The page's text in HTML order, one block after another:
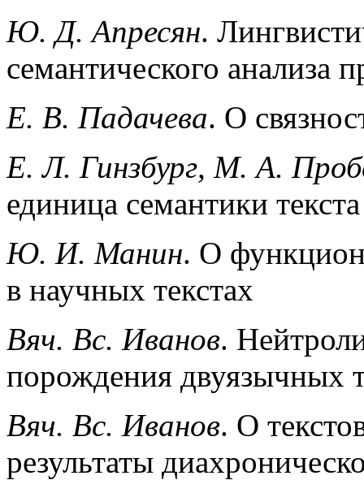
Ю. Д. Апресян.
семантического анализа
Е. В. Падачева. О
Е. Л. Гинзбург, М. А.
единица семантики текста
Ю. И. Манин. О
в научных текстах
Вяч. Вс. Иванов.
порождения двуязычных
Вяч. Вс. Иванов. О
результаты